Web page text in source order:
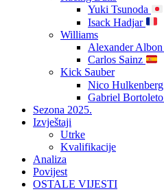
Yuki Tsunoda
Isack Hadjar
Williams
Alexander Albon
Carlos Sainz
Kick Sauber
Nico Hulkenberg
Gabriel Bortoleto
Sezona 2025.
Izvještaji
Utrke
Kvalifikacije
Analiza
Povijest
OSTALE VIJESTI